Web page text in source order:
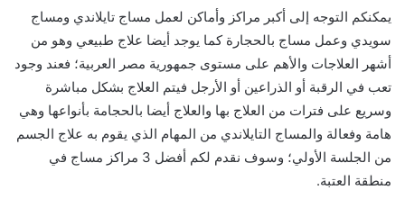
يمكنكم التوجه إلى أكبر مراكز وأماكن لعمل مساج تايلاندي ومساج
سويدي وعمل مساج بالحجارة كما يوجد أيضا علاج طبيعي وهو من
أشهر العلاجات والأهم على مستوى جمهورية مصر العربية؛ فعند وجود
تعب في الرقبة أو الذراعين أو الأرجل فيتم العلاج بشكل مباشرة
وسريع على فترات من العلاج بها والعلاج أيضا بالحجامة بأنواعها وهي
هامة وفعالة والمساج التايلاندي من المهام الذي يقوم به علاج الجسم
من الجلسة الأولي؛ وسوف نقدم لكم أفضل 3 مراكز مساج في
منطقة العتبة.